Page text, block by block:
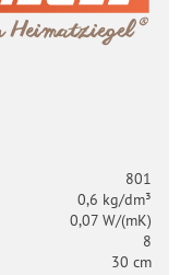
801
0,6 kg/dm³
0,07 W/(mK)
8
30 cm